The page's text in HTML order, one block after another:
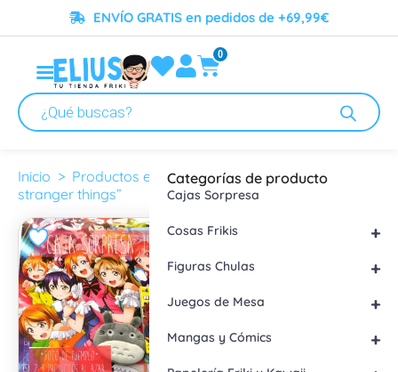
ENVÍO GRATIS en pedidos de +69,99€
0
Inicio > Productos etiquetados “caja sorpresa
stranger things”
caja sorpresa stranger things
Categorías de producto
Cajas Sorpresa
+
Cosas Frikis
+
Figuras Chulas
+
Juegos de Mesa
+
Mangas y Cómics